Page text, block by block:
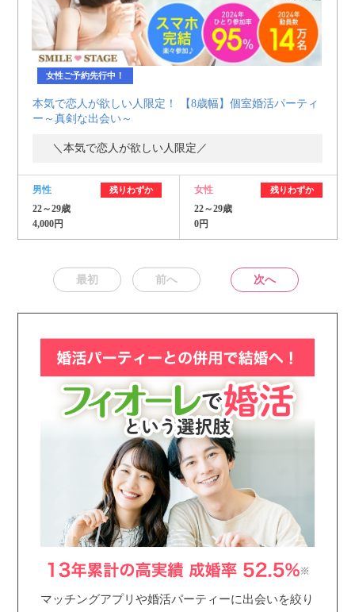
女性ご予約先行中！
本気で恋人が欲しい人限定！ 【8歳幅】個室婚活パーティ
ー～真剣な出会い～
＼本気で恋人が欲しい人限定／
男性 残りわずか
22～29歳
4,000円
女性 残りわずか
22～29歳
0円
最初 前へ 次へ
マッチングアプリや婚活パーティーに出会いを絞り